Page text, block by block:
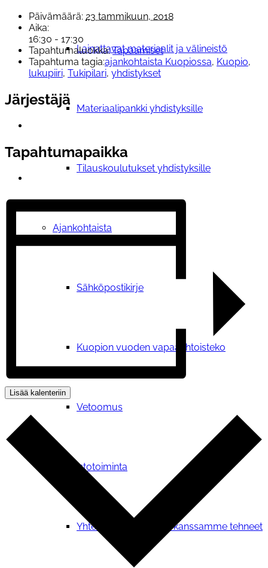
Lainattavat materiaalit ja välineistö
Materiaalipankki yhdistyksille
Tilauskoulutukset yhdistyksille
Ajankohtaista
Sähköpostikirje
Kuopion vuoden vapaaehtoisteko
Vetoomus
Verkostotoiminta
Yhteistyosopimuksen kanssamme tehneet
Päivämäärä: 23 tammikuun, 2018
Aika:
16:30 - 17:30
Tapahtumaluokka: Tapaamiset
Tapahtuma tagia:ajankohtaista Kuopiossa, Kuopio,
lukupiiri, Tukipilari, yhdistykset
Järjestäjä
Tapahtumapaikka
Lisää kalenteriin